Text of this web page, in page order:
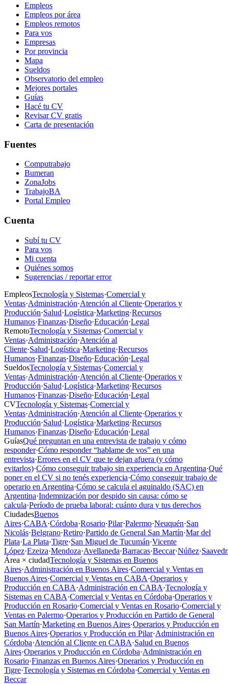
Empleos
Empleos por área
Empleos remotos
Para vos
Empresas
Por provincia
Mapa
Sueldos
Observatorio del empleo
Mejores portales
Guías
Hacé tu CV
Revisar CV gratis
Carta de presentación
Fuentes
Computrabajo
Bumeran
ZonaJobs
TrabajoBA
Portal Empleo
Cuenta
Subí tu CV
Para vos
Mi cuenta
Quiénes somos
Sugerencias / reportar error
EmpleosTecnología y Sistemas·Comercial y
Ventas·Administración·Atención al Cliente·Operarios y
Producción·Salud·Logística·Marketing·Recursos
Humanos·Finanzas·Diseño·Educación·Legal
RemotoTecnología y Sistemas·Comercial y
Ventas·Administración·Atención al
Cliente·Salud·Logística·Marketing·Recursos
Humanos·Finanzas·Diseño·Educación·Legal
SueldosTecnología y Sistemas·Comercial y
Ventas·Administración·Atención al Cliente·Operarios y
Producción·Salud·Logística·Marketing·Recursos
Humanos·Finanzas·Diseño·Educación·Legal
CVTecnología y Sistemas·Comercial y
Ventas·Administración·Atención al Cliente·Operarios y
Producción·Salud·Logística·Marketing·Recursos
Humanos·Finanzas·Diseño·Educación·Legal
GuíasQué preguntan en una entrevista de trabajo y cómo
responder·Cómo responder “hablame de vos” en una
entrevista·Errores en el CV que te dejan afuera (y cómo
evitarlos)·Cómo conseguir trabajo sin experiencia en Argentina·Qué
poner en el CV si no tenés experiencia·Cómo conseguir trabajo de
operario en Argentina·Cómo se calcula el aguinaldo (SAC) en
Argentina·Indemnización por despido sin causa: cómo se
calcula·Período de prueba laboral: cuánto dura y tus derechos
CiudadesBuenos
Aires·CABA·Córdoba·Rosario·Pilar·Palermo·Neuquén·San
Nicolás·Belgrano·Retiro·Partido de General San Martín·Mar del
Plata·La Plata·Tigre·San Miguel de Tucumán·Vicente
López·Ezeiza·Mendoza·Avellaneda·Barracas·Beccar·Núñez·
Área × ciudadTecnología y Sistemas en Buenos
Aires·Administración en Buenos Aires·Comercial y Ventas en
Buenos Aires·Comercial y Ventas en CABA·Operarios y
Producción en CABA·Administración en CABA·Tecnología y
Sistemas en CABA·Comercial y Ventas en Córdoba·Operarios y
Producción en Rosario·Comercial y Ventas en Rosario·Comercial y
Ventas en Palermo·Operarios y Producción en Partido de General
San Martín·Marketing en Buenos Aires·Operarios y Producción en
Buenos Aires·Operarios y Producción en Pilar·Administración en
Córdoba·Atención al Cliente en CABA·Salud en Buenos
Aires·Operarios y Producción en Córdoba·Administración en
Rosario·Finanzas en Buenos Aires·Operarios y Producción en
Tigre·Tecnología y Sistemas en Córdoba·Comercial y Ventas en
Beccar